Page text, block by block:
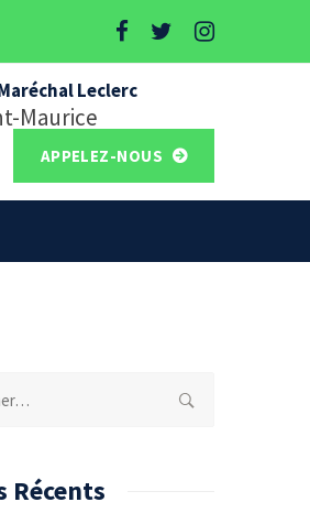
Leclerc
Maurice
APPELEZ-NOUS
:
Récents